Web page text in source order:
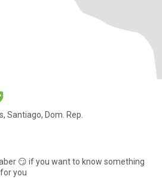
Santiago, Dom. Rep.
😏 if you want to know something
you